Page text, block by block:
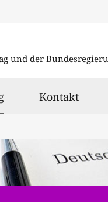
und der
ausgewählt
Kontakt